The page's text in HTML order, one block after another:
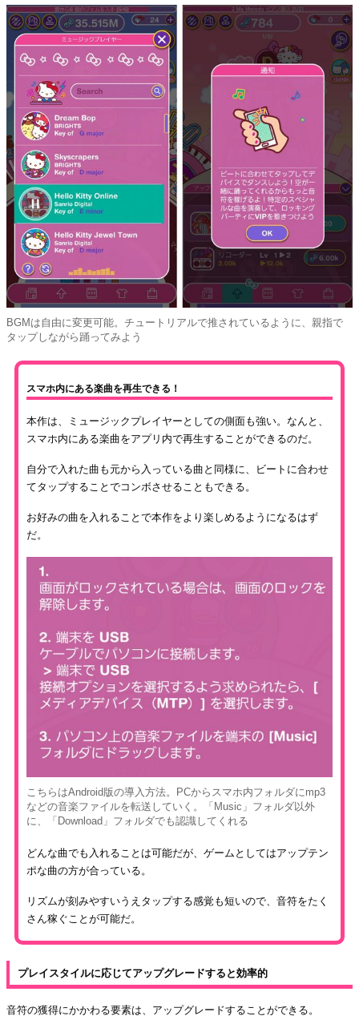
BGMは自由に変更可能。チュートリアルで推されているように、親指で
タップしながら踊ってみよう
スマホ内にある楽曲を再生できる！
本作は、ミュージックプレイヤーとしての側面も強い。なんと、
スマホ内にある楽曲をアプリ内で再生することができるのだ。
自分で入れた曲も元から入っている曲と同様に、ビートに合わせ
てタップすることでコンボさせることもできる。
お好みの曲を入れることで本作をより楽しめるようになるはず
だ。
こちらはAndroid版の導入方法。PCからスマホ内フォルダにmp3
などの音楽ファイルを転送していく。「Music」フォルダ以外
に、「Download」フォルダでも認識してくれる
どんな曲でも入れることは可能だが、ゲームとしてはアップテン
ポな曲の方が合っている。
リズムが刻みやすいうえタップする感覚も短いので、音符をたく
さん稼ぐことが可能だ。
プレイスタイルに応じてアップグレードすると効率的
音符の獲得にかかわる要素は、アップグレードすることができる。